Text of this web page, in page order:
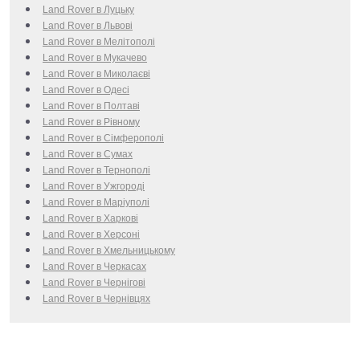
Land Rover в Луцьку
Land Rover в Львові
Land Rover в Мелітополі
Land Rover в Мукачево
Land Rover в Миколаєві
Land Rover в Одесі
Land Rover в Полтаві
Land Rover в Рівному
Land Rover в Сімферополі
Land Rover в Сумах
Land Rover в Тернополі
Land Rover в Ужгороді
Land Rover в Маріуполі
Land Rover в Харкові
Land Rover в Херсоні
Land Rover в Хмельницькому
Land Rover в Черкаcах
Land Rover в Чернігові
Land Rover в Чернівцях